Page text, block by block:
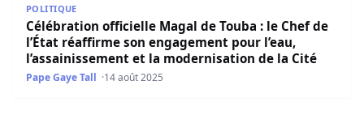
POLITIQUE
Célébration officielle Magal de Touba : le Chef de
l’État réaffirme son engagement pour l’eau,
l’assainissement et la modernisation de la Cité
Pape Gaye Tall 14 août 2025